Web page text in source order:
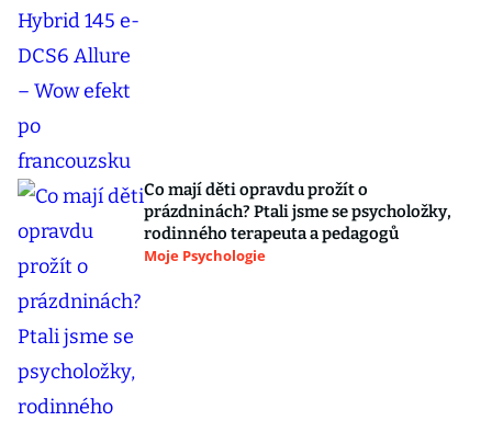
Co mají děti opravdu prožít o
prázdninách? Ptali jsme se psycholožky,
rodinného terapeuta a pedagogů
Moje Psychologie